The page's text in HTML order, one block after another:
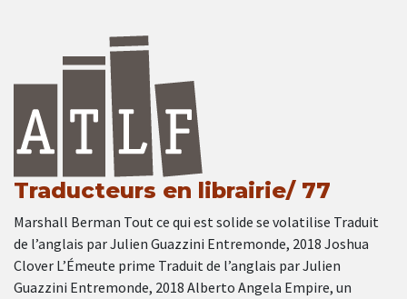
Traducteurs en librairie/ 77
Marshall Berman Tout ce qui est solide se volatilise Traduit
de l’anglais par Julien Guazzini Entremonde, 2018 Joshua
Clover L’Émeute prime Traduit de l’anglais par Julien
Guazzini Entremonde, 2018 Alberto Angela Empire, un